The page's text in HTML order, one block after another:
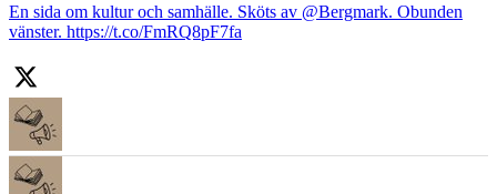
En sida om kultur och samhälle. Sköts av @Bergmark. Obunden
vänster. https://t.co/FmRQ8pF7fa